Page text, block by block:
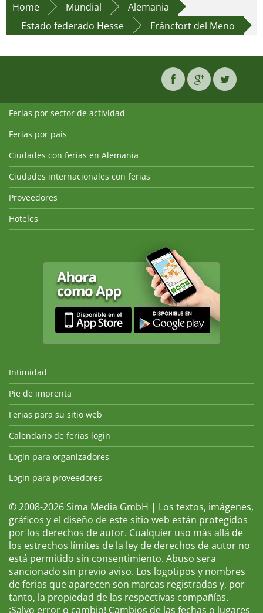
Home Mundial
Alemania
Estado federado Hesse
Fráncfort del Meno
Ferias por sector de actividad
Ferias por país
Ciudades con ferias en Alemania
Ciudades internacionales con ferias
Proveedores
Hoteles
Intimidad
Pie de imprenta
Ferias para su sitio web
Calendario de ferias login
Login para organizadores
Login para proveedores
© 2008-2026 Sima Media GmbH | Los textos, imágenes,
gráficos y el diseño de este sitio web están protegidos
por los derechos de autor. Cualquier uso más allá de
los estrechos límites de la ley de derechos de autor no
está permitido sin consentimiento. Abuso sera
sancionado sin previo aviso. Los logotipos y nombres
de ferias que aparecen son marcas registradas y, por
tanto, la propiedad de las respectivas compañías.
¡Salvo error o cambio! Cambios de las fechas o lugares